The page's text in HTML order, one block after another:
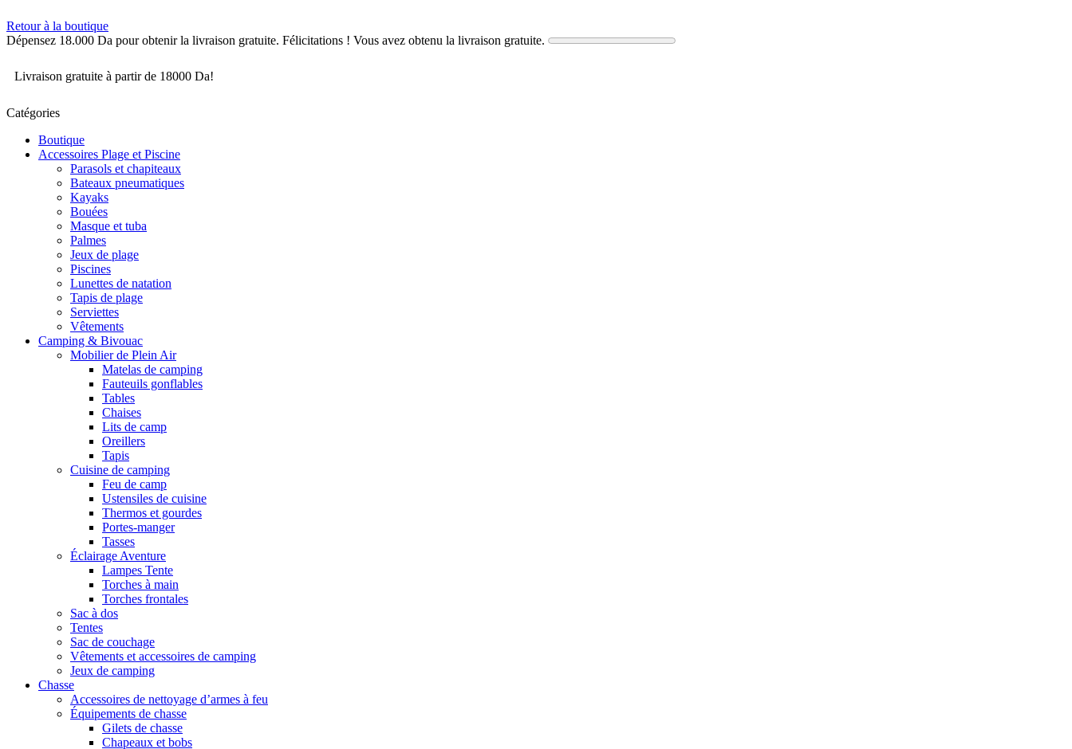
Retour à la boutique
Dépensez 18.000 Da pour obtenir la livraison gratuite. Félicitations ! Vous avez obtenu la livraison gratuite.
Livraison gratuite à partir de 18000 Da!
Catégories
Boutique
Accessoires Plage et Piscine
Parasols et chapiteaux
Bateaux pneumatiques
Kayaks
Bouées
Masque et tuba
Palmes
Jeux de plage
Piscines
Lunettes de natation
Tapis de plage
Serviettes
Vêtements
Camping & Bivouac
Mobilier de Plein Air
Matelas de camping
Fauteuils gonflables
Tables
Chaises
Lits de camp
Oreillers
Tapis
Cuisine de camping
Feu de camp
Ustensiles de cuisine
Thermos et gourdes
Portes-manger
Tasses
Éclairage Aventure
Lampes Tente
Torches à main
Torches frontales
Sac à dos
Tentes
Sac de couchage
Vêtements et accessoires de camping
Jeux de camping
Chasse
Accessoires de nettoyage d’armes à feu
Équipements de chasse
Gilets de chasse
Chapeaux et bobs